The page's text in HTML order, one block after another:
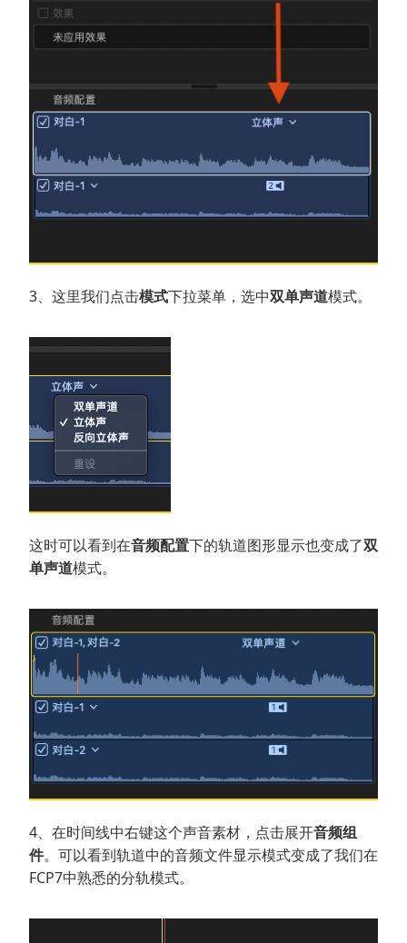
3、这里我们点击模式下拉菜单，选中双单声道模式。
这时可以看到在音频配置下的轨道图形显示也变成了双
单声道模式。
4、在时间线中右键这个声音素材，点击展开音频组
件。可以看到轨道中的音频文件显示模式变成了我们在
FCP7中熟悉的分轨模式。